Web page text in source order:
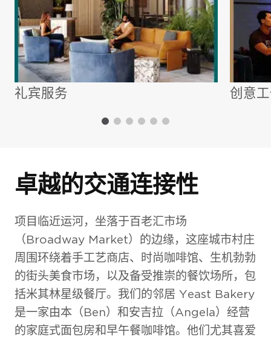
礼宾服务 创意
卓越的交通连接性
项目临近运河，坐落于百老汇市场
（Broadway Market）的边缘，这座城市村庄
周围环绕着手工艺商店、时尚咖啡馆、生机勃勃
的街头美食市场，以及备受推崇的餐饮场所，包
括米其林星级餐厅。我们的邻居 Yeast Bakery
是一家由本（Ben）和安吉拉（Angela）经营
的家庭式面包房和早午餐咖啡馆。他们尤其喜爱